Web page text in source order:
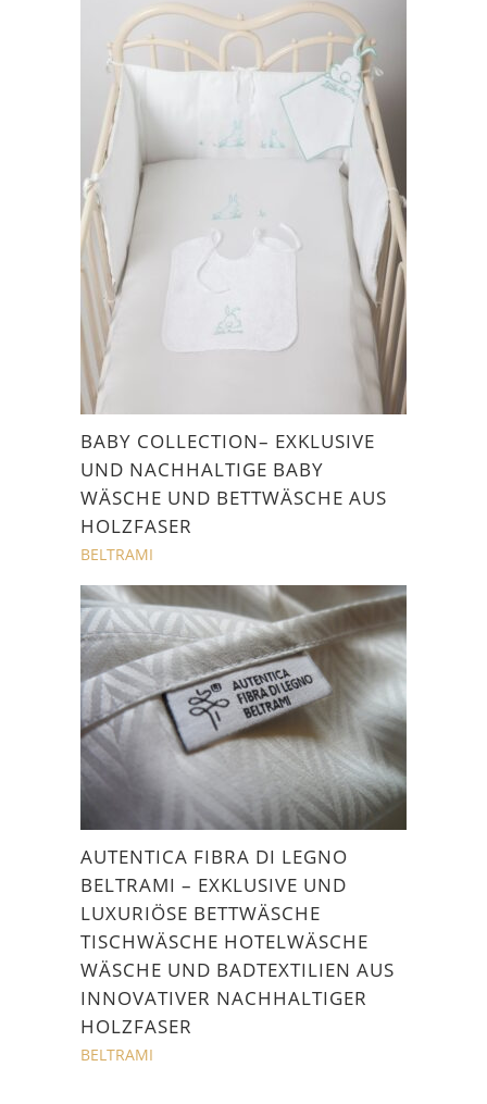
BABY COLLECTION– EXKLUSIVE
UND NACHHALTIGE BABY
WÄSCHE UND BETTWÄSCHE AUS
HOLZFASER
BELTRAMI
AUTENTICA FIBRA DI LEGNO
BELTRAMI – EXKLUSIVE UND
LUXURIÖSE BETTWÄSCHE
TISCHWÄSCHE HOTELWÄSCHE
WÄSCHE UND BADTEXTILIEN AUS
INNOVATIVER NACHHALTIGER
HOLZFASER
BELTRAMI